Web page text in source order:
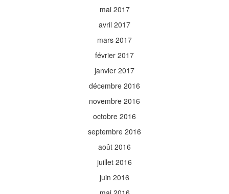
mai 2017
avril 2017
mars 2017
février 2017
janvier 2017
décembre 2016
novembre 2016
octobre 2016
septembre 2016
août 2016
juillet 2016
juin 2016